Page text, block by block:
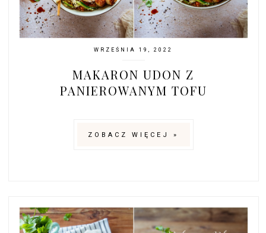
WRZEŚNIA 19, 2022
MAKARON UDON Z
PANIEROWANYM TOFU
ZOBACZ WIĘCEJ »